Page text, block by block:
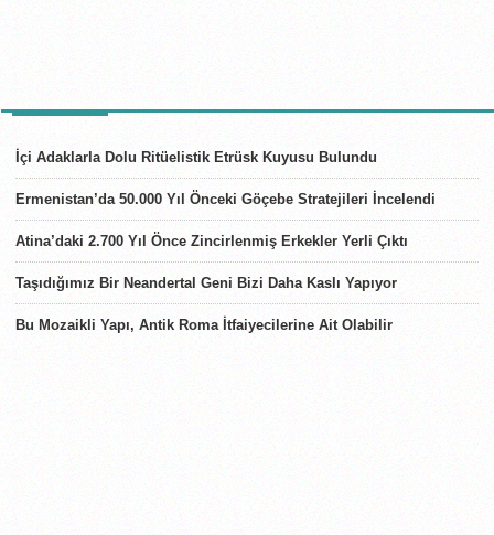
İçi Adaklarla Dolu Ritüelistik Etrüsk Kuyusu Bulundu
Ermenistan’da 50.000 Yıl Önceki Göçebe Stratejileri İncelendi
Atina’daki 2.700 Yıl Önce Zincirlenmiş Erkekler Yerli Çıktı
Taşıdığımız Bir Neandertal Geni Bizi Daha Kaslı Yapıyor
Bu Mozaikli Yapı, Antik Roma İtfaiyecilerine Ait Olabilir